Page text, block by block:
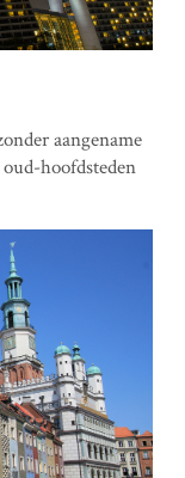
aangename
hoofdsteden